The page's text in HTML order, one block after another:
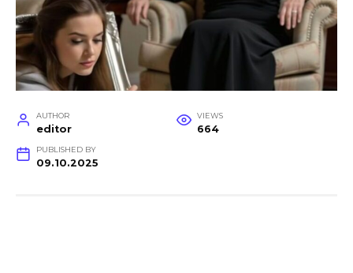
AUTHOR
editor
VIEWS
664
PUBLISHED BY
09.10.2025